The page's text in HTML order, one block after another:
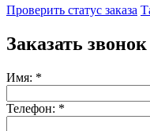
Проверить статус заказа
Заказать звонок
Имя: *
Телефон: *